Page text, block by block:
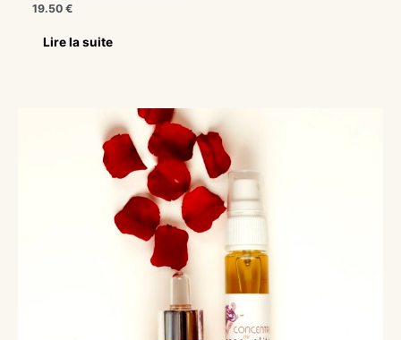
19.50€
Lire la suite